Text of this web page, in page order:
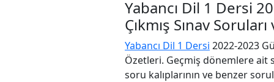
Yabancı Dil 1 Dersi
Çıkmış Sınav
Yabancı Dil 1 Dersi 2022-2023
Özetleri. Geçmiş dönemlere ait
soru kalıplarının ve benzer